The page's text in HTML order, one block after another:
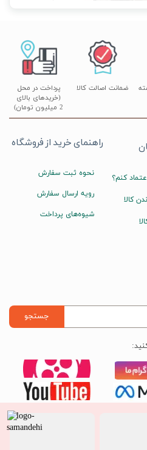
پرداخت در محل
(خریدهای بالای
2 میلیون تومان)
ضمانت اصالت کالا
راهنمای خرید از فروشگاه
نحوه ثبت سفارش
رویه ارسال سفارش
شیوه‌های پرداخت
کنم؟
کالا
جستجو